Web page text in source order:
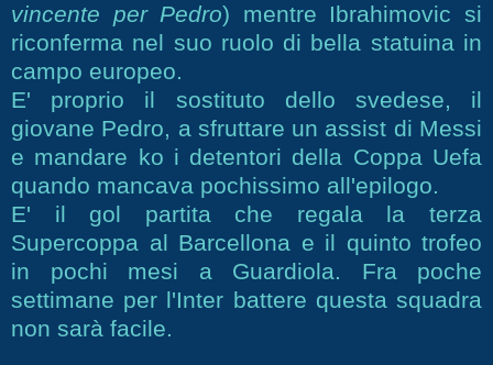
vincente per Pedro) mentre Ibrahimovic si
riconferma nel suo ruolo di bella statuina in
campo europeo.
E' proprio il sostituto dello svedese, il
giovane Pedro, a sfruttare un assist di Messi
e mandare ko i detentori della Coppa Uefa
quando mancava pochissimo all'epilogo.
E' il gol partita che regala la terza
Supercoppa al Barcellona e il quinto trofeo
in pochi mesi a Guardiola. Fra poche
settimane per l'Inter battere questa squadra
non sarà facile.